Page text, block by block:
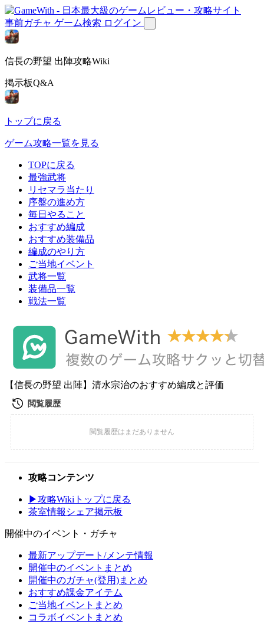
事前ガチャ ゲーム検索 ログイン
信長の野望 出陣攻略Wiki
掲示板Q&A
トップに戻る
ゲーム攻略一覧を見る
TOPに戻る
最強武将
リセマラ当たり
序盤の進め方
毎日やること
おすすめ編成
おすすめ装備品
編成のやり方
ご当地イベント
武将一覧
装備品一覧
戦法一覧
【信長の野望 出陣】清水宗治のおすすめ編成と評価
攻略コンテンツ
▶攻略Wikiトップに戻る
茶室情報シェア掲示板
開催中のイベント・ガチャ
最新アップデート/メンテ情報
開催中のイベントまとめ
開催中のガチャ(登用)まとめ
おすすめ課金アイテム
ご当地イベントまとめ
コラボイベントまとめ